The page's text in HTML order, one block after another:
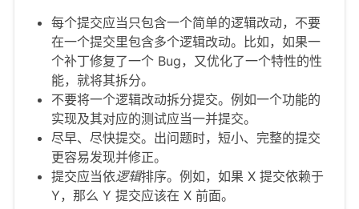
每个提交应当只包含一个简单的逻辑改动，不要
在一个提交里包含多个逻辑改动。比如，如果一
个补丁修复了一个 Bug，又优化了一个特性的性
能，就将其拆分。
不要将一个逻辑改动拆分提交。例如一个功能的
实现及其对应的测试应当一并提交。
尽早、尽快提交。出问题时，短小、完整的提交
更容易发现并修正。
提交应当依逻辑排序。例如，如果 X 提交依赖于
Y，那么 Y 提交应该在 X 前面。